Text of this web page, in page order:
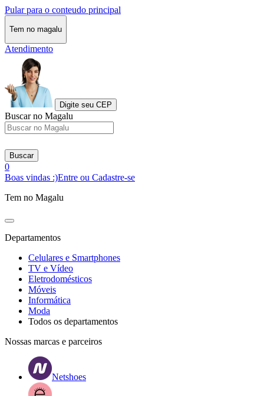
Pular para o conteudo principal
Tem no magalu
Atendimento
Digite seu CEP
Buscar no Magalu
Buscar
0
Boas vindas :)Entre ou Cadastre-se
Tem no Magalu
Departamentos
Celulares e Smartphones
TV e Vídeo
Eletrodomésticos
Móveis
Informática
Moda
Todos os departamentos
Nossas marcas e parceiros
Netshoes